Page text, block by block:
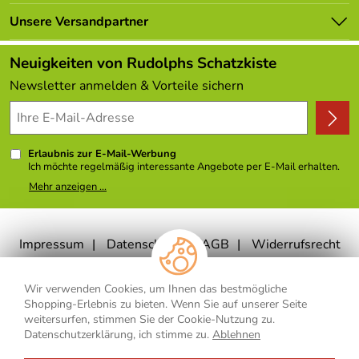
Wir verwenden Cookies, um Ihnen das bestmögliche
Shopping-Erlebnis zu bieten. Wenn Sie auf unserer Seite
weitersurfen, stimmen Sie der Cookie-Nutzung zu.
Datenschutzerklärung, ich stimme zu. Ablehnen
Lieferbedingungen
Kundenlogin
Marken
Neu
Angebote
Kundenbewertungen (308)
4,9/5*****
Unsere Versandpartner
Neuigkeiten von Rudolphs Schatzkiste
Newsletter anmelden & Vorteile sichern
Erlaubnis zur E-Mail-Werbung
Ich möchte regelmäßig interessante Angebote per E-Mail erhalten.
Meine E-Mail-Adresse wird nicht an andere Unternehmen
weitergegeben. Zu statistischen Zwecken wird in anonymer Form
Einwilligung zur Nutzung meiner E-Mail- Adresse für Werbezwecke
kann ich jederzeit mit Wirkung für die Zukunft widerrufen, indem ich
den Link "Abmelden" am Ende des Newsletters anklicke oder die
Option Newsletter im Mitgliederbereich deaktiviere. Die
habe ich zur Kenntnis genommen.
Mehr anzeigen ...
Impressum Datenschutz AGB
Widerrufsrecht
Widerrufsformular
** Gilt für Lieferungen nach Deutschland. Lieferzeiten für andere Länder